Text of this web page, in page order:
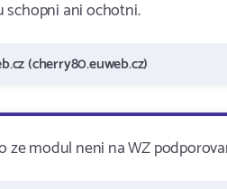
ani ochotni.
(cherry80.euweb.cz)
ze modul neni na WZ